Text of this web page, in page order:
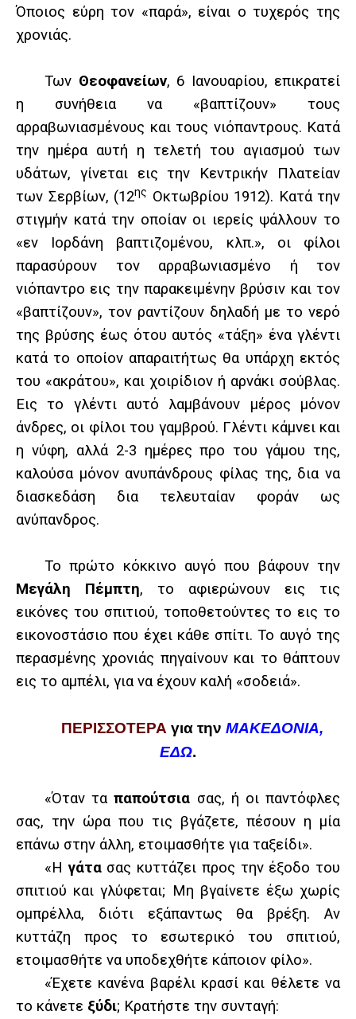
Όποιος εύρη τον «παρά», είναι ο τυχερός της
χρονιάς.
Των Θεοφανείων, 6 Ιανουαρίου, επικρατεί
η συνήθεια να «βαπτίζουν» τους
αρραβωνιασμένους και τους νιόπαντρους. Κατά
την ημέρα αυτή η τελετή του αγιασμού των
υδάτων, γίνεται εις την Κεντρικήν Πλατείαν
των Σερβίων, (12ης Οκτωβρίου 1912). Κατά την
στιγμήν κατά την οποίαν οι ιερείς ψάλλουν το
«εν Ιορδάνη βαπτιζομένου, κλπ.», οι φίλοι
παρασύρουν τον αρραβωνιασμένο ή τον
νιόπαντρο εις την παρακειμένην βρύσιν και τον
«βαπτίζουν», τον ραντίζουν δηλαδή με το νερό
της βρύσης έως ότου αυτός «τάξη» ένα γλέντι
κατά το οποίον απαραιτήτως θα υπάρχη εκτός
του «ακράτου», και χοιρίδιον ή αρνάκι σούβλας.
Εις το γλέντι αυτό λαμβάνουν μέρος μόνον
άνδρες, οι φίλοι του γαμβρού. Γλέντι κάμνει και
η νύφη, αλλά 2-3 ημέρες προ του γάμου της,
καλούσα μόνον ανυπάνδρους φίλας της, δια να
διασκεδάση δια τελευταίαν φοράν ως
ανύπανδρος.
Το πρώτο κόκκινο αυγό που βάφουν την
Μεγάλη Πέμπτη, το αφιερώνουν εις τις
εικόνες του σπιτιού, τοποθετούντες το εις το
εικονοστάσιο που έχει κάθε σπίτι.Το αυγό της
περασμένης χρονιάς πηγαίνουν και το θάπτουν
εις το αμπέλι, για να έχουν καλή «σοδειά».
ΠΕΡΙΣΣΟΤΕΡΑ για την ΜΑΚΕΔΟΝΙΑ,
ΕΔΩ.
«Όταν ταπαπούτσια σας, ή οι παντόφλες
σας, την ώρα που τις βγάζετε, πέσουν η μία
επάνω στην άλλη, ετοιμασθήτε για ταξείδι».
«Ηγάτα σας κυττάζει προς την έξοδο του
σπιτιού και γλύφεται; Μη βγαίνετε έξω χωρίς
ομπρέλλα, διότι εξάπαντως θα βρέξη. Αν
κυττάζη προς το εσωτερικό του σπιτιού,
ετοιμασθήτε να υποδεχθήτε κάποιον φίλο».
«Έχετε κανένα βαρέλι κρασί και θέλετε να
το κάνετε ξύδι; Κρατήστε την συνταγή: